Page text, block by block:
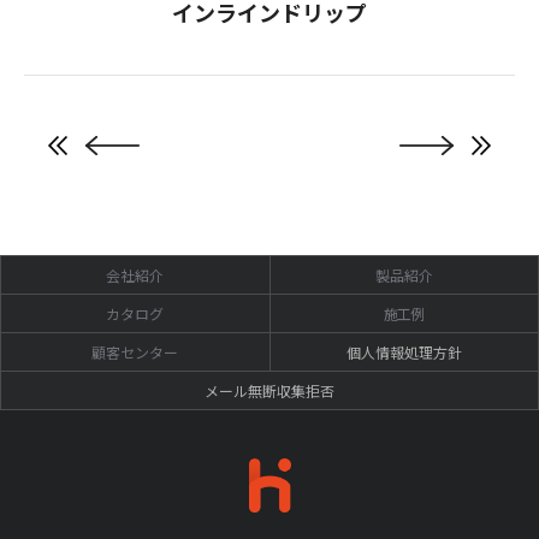
インラインドリップ
会社紹介
製品紹介
カタログ
施工例
顧客センター
個人情報処理方針
メール無断収集拒否